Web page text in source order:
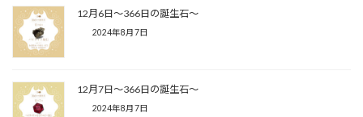
12月6日〜366日の誕生石〜
2024年8月7日
12月7日〜366日の誕生石〜
2024年8月7日